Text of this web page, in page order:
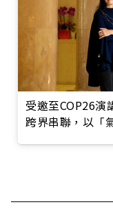
受邀至COP26演
跨界串聯，以「